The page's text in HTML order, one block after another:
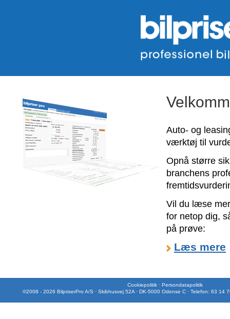
Auto- og
værktøj til
Opnå større
branchens
Vil du læse
for netop dig,
på prøve:
Læs mere
Cookiepolitik · Persondatapolitik
©2008 - 2026 BilpriserPro A/S · Skibhusvej 52A · DK-5000 Odense C · Telefon: 63 14